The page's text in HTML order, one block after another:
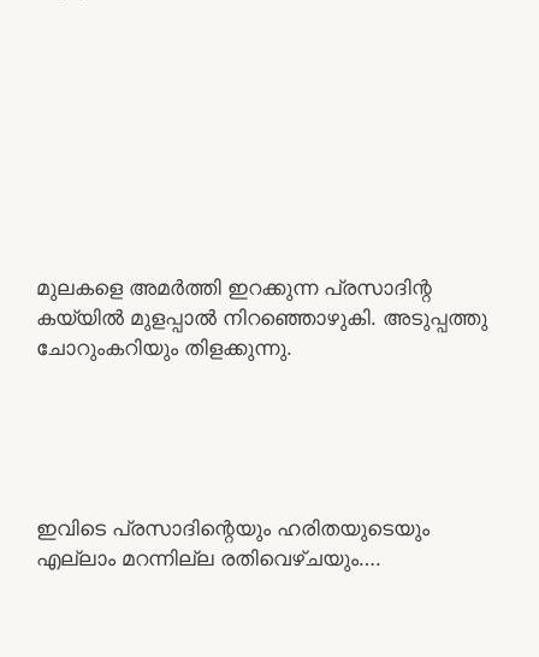
മുലകളെ അമർത്തി ഇറക്കുന്ന പ്രസാദിന്റ
കയ്യിൽ മുളപ്പാൽ നിറഞ്ഞൊഴുകി. അടുപ്പത്തു
ചോറുംകറിയും തിളക്കുന്നു.
ഇവിടെ പ്രസാദിന്റെയും ഹരിതയുടെയും
എല്ലാം മറന്നില്ല രതിവെഴ്ചയും….